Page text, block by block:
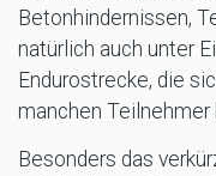
Betonhindernissen,
natürlich auch unter
Endurostrecke, die
manchen
Besonders das